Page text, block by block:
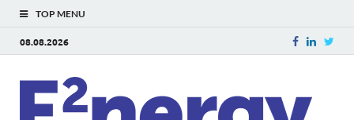
TOP MENU
08.08.2026